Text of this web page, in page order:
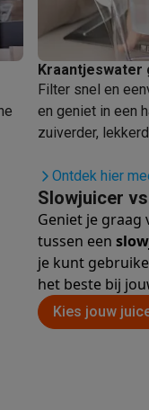
Dweilsystemen
Accessoires
Filter snel en
en geniet in een
zuiverder,
Ontdek hier
Slowjuicer
Geniet je graag
tussen een
je kunt
het beste bij
Kies jouw